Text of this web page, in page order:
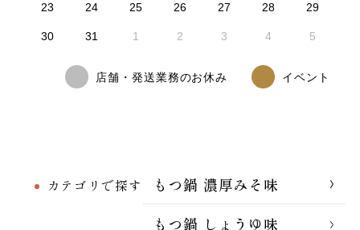
カテゴリで探す
もつ鍋 濃厚みそ味
もつ鍋 しょうゆ味
23 24 25 26 27 28 29
30 31 1 2 3 4 5
店舗・発送業務のお休み イベント